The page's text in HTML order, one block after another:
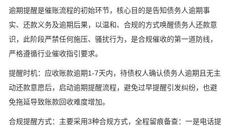
逾期提醒是催账流程的初始环节，核心目的是告知债务人逾期事
实、还款义务及逾期后果，以温和、合规的方式唤醒债务人还款意
识，此阶段严禁任何施压、骚扰行为，是合规催收的第一道防线，
严格遵循行业催收指引要求。
提醒时机：应收账款逾期1-7天内，待债权人确认债务人逾期且无主
动还款意愿后，启动逾期提醒流程，避免过早提醒引发纠纷，也避
免拖延导致账款回收难度增加。
合规提醒方式：主要采用3种合规方式，全程留痕备查：一是电话提